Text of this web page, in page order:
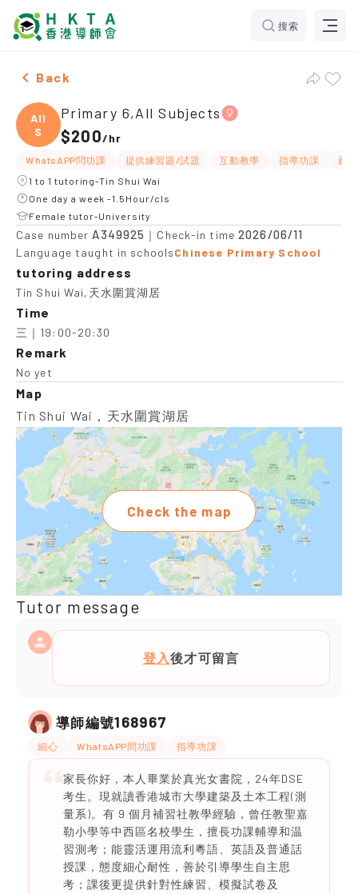
搜索
Female Primary 6,All Subjects，Tin Shui Wai Tuition
Back
All
S
Primary 6,All Subjects
$200/hr
WhatsAPP問功課 提供練習題/試題 互動教學 指導功課
嚴格
1 to 1 tutoring-Tin Shui Wai
One day a week -1.5Hour/cls
Female tutor-University
Case number A349925 ｜Check-in time2026/06/11
Language taught in schoolsChinese Primary School
tutoring address
Tin Shui Wai,天水圍賞湖居
Time
三｜19:00-20:30
Remark
No yet
Map
Tin Shui Wai，天水圍賞湖居
Check the map
Tutor message
登入後才可留言
導師編號168967
細心 WhatsAPP問功課 指導功課
家長你好，本人畢業於真光女書院，24年DSE
考生。現就讀香港城市大學建築及土本工程(測
量系)。有 9 個月補習社教學經驗，曾任教聖嘉
勒小學等中西區名校學生，擅長功課輔導和温
習測考；能靈活運用流利粵語、英語及普通話
授課，態度細心耐性，善於引導學生自主思
考；課後更提供針對性練習、模擬試卷及